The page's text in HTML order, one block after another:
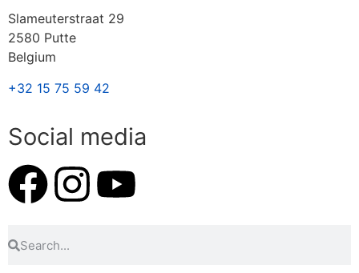
Slameuterstraat 29
2580 Putte
Belgium
+32 15 75 59 42
Social media